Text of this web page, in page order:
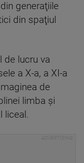
generaţiile
din spaţiul
de lucru va
a X-a, a XI-a
de
limba şi
liceal.